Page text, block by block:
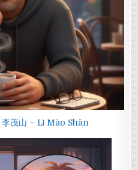
茂山 – Lǐ Mào Shān